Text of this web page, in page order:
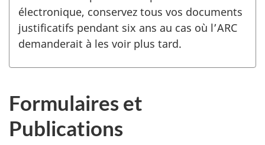
électronique, conservez tous vos documents
justificatifs pendant six ans au cas où l’ARC
demanderait à les voir plus tard.
Formulaires et
Publications